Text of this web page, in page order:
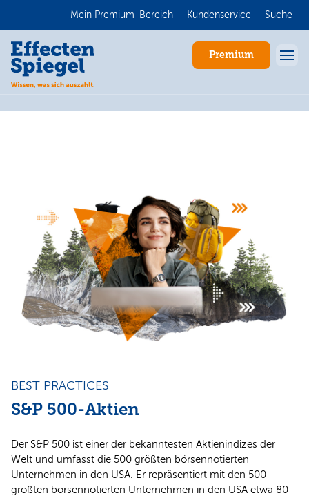
Mein Premium-Bereich Kundenservice Suche
Premium
BEST PRACTICES
S&P 500-Aktien
Der S&P 500 ist einer der bekanntesten Aktienindizes der
Welt und umfasst die 500 größten börsennotierten
Unternehmen in den USA. Er repräsentiert mit den 500
größten börsennotierten Unternehmen in den USA etwa 80
Anmelden